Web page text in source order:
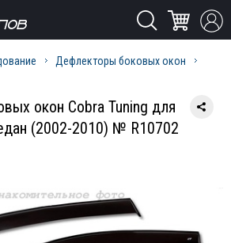
Дефлекторы боковых окон
окон Cobra Tuning для
(2002-2010) № R10702